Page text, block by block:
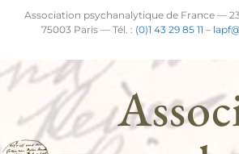
Association psychanalytique de France —
75003 Paris — Tél. : (0)1 43 29 85 11 –